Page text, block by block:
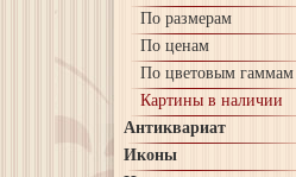
По размерам
По ценам
По цветовым гаммам
Картины в наличии
Антиквариат
Иконы